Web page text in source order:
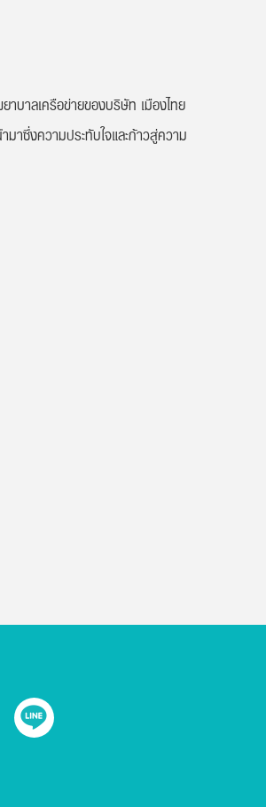
บาลเครือข่ายของบริษัท เมืองไทย
ซึ่งความประทับใจและก้าวสู่ความ